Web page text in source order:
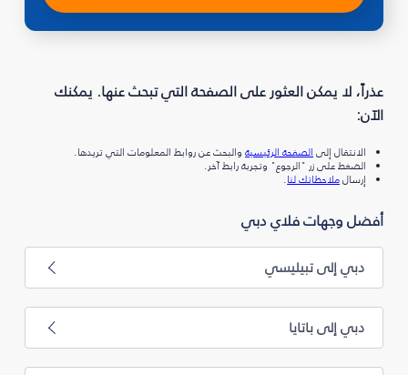
عذراً، لا يمكن العثور على الصفحة التي تبحث عنها. يمكنك
الآن:
الانتقال إلىالصفحة الرئيسيةوالبحث عن روابط المعلومات التي تريدها.
الضغط على زر "الرجوع" وتجربة رابط آخر.
إرسالملاحظاتك لنا.
أفضل وجهات فلاي دبي
دبي إلى تبيليسي
دبي إلى باتايا